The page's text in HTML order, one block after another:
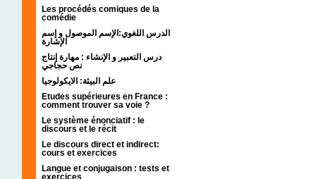
Les procédés comiques de la
comédie
الدرس اللغوي:الإسم الموصول و إسم
الإشارة
درس التعبير و الإنشاء : مهارة إنتاج
نص حجاجي
علم البيئة: الايكولوجيا
Etudes supérieures en France :
comment trouver sa voie ?
Le système énonciatif : le
discours et le récit
Le discours direct et indirect:
cours et exercices
Langue et conjugaison : tests et
exercices